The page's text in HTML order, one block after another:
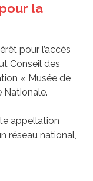
la
pour l’accès
Conseil des
« Musée de
Nationale.
appellation
réseau national,